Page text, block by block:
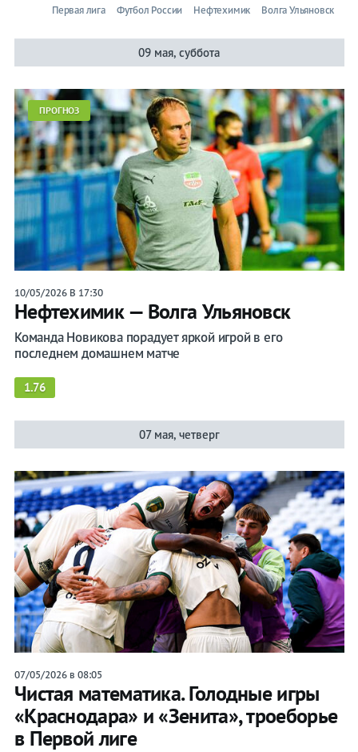
Первая лига Футбол России Нефтехимик Волга Ульяновск
09 мая, суббота
ПРОГНОЗ
10/05/2026 В 17:30
Нефтехимик — Волга Ульяновск
Команда Новикова порадует яркой игрой в его
последнем домашнем матче
1.76
07 мая, четверг
07/05/2026 в 08:05
Чистая математика. Голодные игры
«Краснодара» и «Зенита», троеборье
в Первой лиге